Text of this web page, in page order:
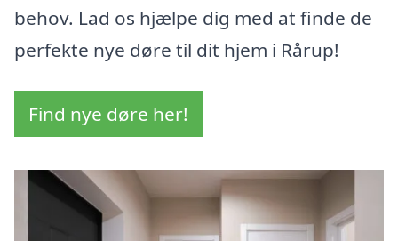
behov. Lad os hjælpe dig med at finde de
perfekte nye døre til dit hjem i Rårup!
Find nye døre her!